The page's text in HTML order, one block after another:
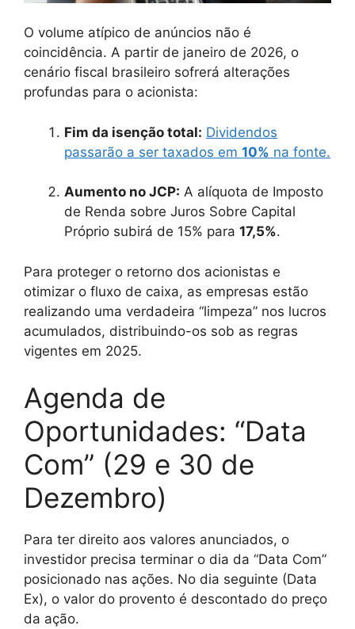
O volume atípico de anúncios não é
coincidência. A partir de janeiro de 2026, o
cenário fiscal brasileiro sofrerá alterações
profundas para o acionista:
Fim da isenção total: Dividendos
passarão a ser taxados em 10% na fonte.
Aumento no JCP: A alíquota de Imposto
de Renda sobre Juros Sobre Capital
Próprio subirá de 15% para 17,5%.
Para proteger o retorno dos acionistas e
otimizar o fluxo de caixa, as empresas estão
realizando uma verdadeira “limpeza” nos lucros
acumulados, distribuindo-os sob as regras
vigentes em 2025.
Agenda de
Oportunidades: “Data
Com” (29 e 30 de
Dezembro)
Para ter direito aos valores anunciados, o
investidor precisa terminar o dia da “Data Com”
posicionado nas ações. No dia seguinte (Data
Ex), o valor do provento é descontado do preço
da ação.